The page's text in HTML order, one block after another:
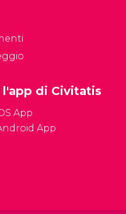
l'app di Civitatis
App
App